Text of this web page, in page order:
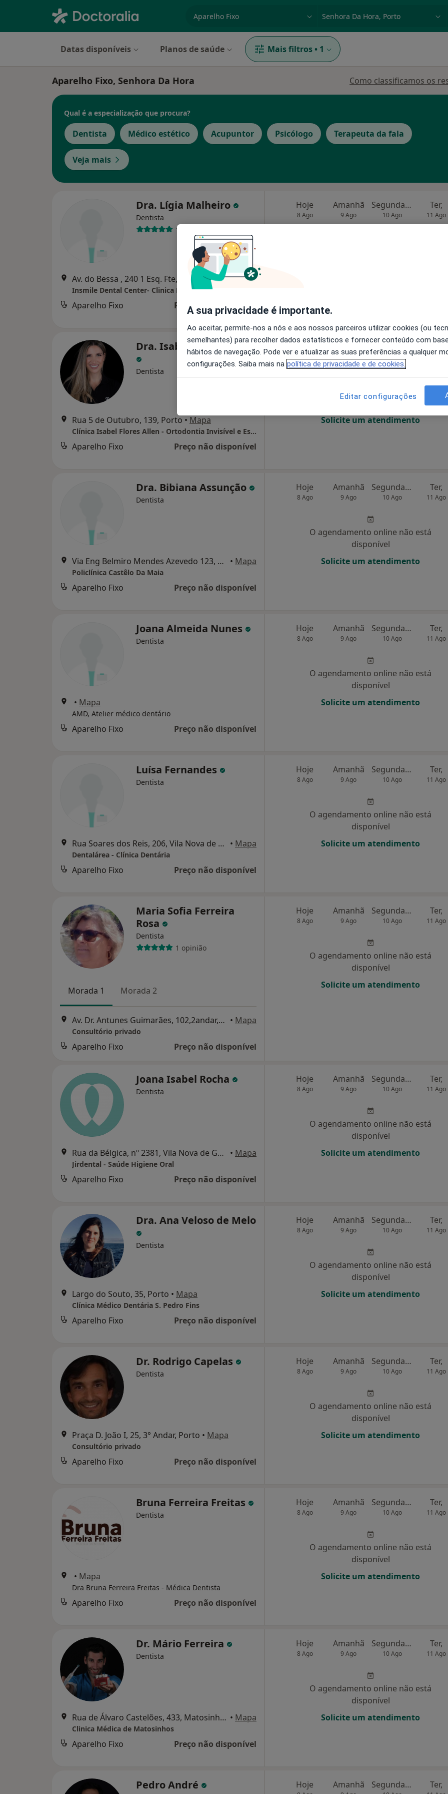
Datas disponíveis Planos de saúde Mais filtros • 1
Aparelho Fixo, Senhora Da Hora Como classificamos os
Qual é a especialização que procura?
Dentista Médico estético Acupuntor Psicólogo Terapeuta da fala
Veja mais
Dra. Lígia Malheiro
Dentista
1 opinião
Av. do Bessa , 240 1 Esq. Fte, Porto •Mapa
Insmile Dental Center- Clinica E'Sensia
Aparelho Fixo Preço não disponível
Hoje
8 Ago
Amanhã
9 Ago
Segunda-feira
10 Ago
Ter,
11 Ago
Dra. Isabel Flores Allen
Dentista
Rua 5 de Outubro, 139, Porto • Mapa
Clínica Isabel Flores Allen - Ortodontia Invisível e Estética Avançada
Aparelho Fixo Preço não disponível
Hoje
8 Ago
Amanhã
9 Ago
Segunda-feira
10 Ago
Ter,
11 Ago
O agendamento online não está
disponível
Solicite um atendimento
Dra. Bibiana Assunção
Dentista
Via Eng Belmiro Mendes Azevedo 123, Maia • Mapa
Policlínica Castêlo Da Maia
Aparelho Fixo Preço não disponível
Hoje
8 Ago
Amanhã
9 Ago
Segunda-feira
10 Ago
Ter,
11 Ago
O agendamento online não está
disponível
Solicite um atendimento
Joana Almeida Nunes
Dentista
• Mapa
AMD, Atelier médico dentário
Aparelho Fixo Preço não disponível
Hoje
8 Ago
Amanhã
9 Ago
Segunda-feira
10 Ago
Ter,
11 Ago
O agendamento online não está
disponível
Solicite um atendimento
Luísa Fernandes
Dentista
Rua Soares dos Reis, 206, Vila Nova de Gaia • Mapa
Dentalárea - Clínica Dentária
Aparelho Fixo Preço não disponível
Hoje
8 Ago
Amanhã
9 Ago
Segunda-feira
10 Ago
Ter,
11 Ago
O agendamento online não está
disponível
Solicite um atendimento
Maria Sofia Ferreira
Rosa
Dentista
1 opinião
Morada 1 Morada 2
Av. Dr. Antunes Guimarães, 102,2andar,sala2, Porto • Mapa
Consultório privado
Aparelho Fixo Preço não disponível
Hoje
8 Ago
Amanhã
9 Ago
Segunda-feira
10 Ago
Ter,
11 Ago
O agendamento online não está
disponível
Solicite um atendimento
Joana Isabel Rocha
Dentista
Rua da Bélgica, nº 2381, Vila Nova de Gaia • Mapa
Jirdental - Saúde Higiene Oral
Aparelho Fixo Preço não disponível
Hoje
8 Ago
Amanhã
9 Ago
Segunda-feira
10 Ago
Ter,
11 Ago
O agendamento online não está
disponível
Solicite um atendimento
Dra. Ana Veloso de Melo
Dentista
Largo do Souto, 35, Porto • Mapa
Clínica Médico Dentária S. Pedro Fins
Aparelho Fixo Preço não disponível
Hoje
8 Ago
Amanhã
9 Ago
Segunda-feira
10 Ago
Ter,
11 Ago
O agendamento online não está
disponível
Solicite um atendimento
Dr. Rodrigo Capelas
Dentista
Praça D. João I, 25, 3° Andar, Porto • Mapa
Consultório privado
Aparelho Fixo Preço não disponível
Hoje
8 Ago
Amanhã
9 Ago
Segunda-feira
10 Ago
Ter,
11 Ago
O agendamento online não está
disponível
Solicite um atendimento
Bruna Ferreira Freitas
Dentista
• Mapa
Dra Bruna Ferreira Freitas - Médica Dentista
Aparelho Fixo Preço não disponível
Hoje
8 Ago
Amanhã
9 Ago
Segunda-feira
10 Ago
Ter,
11 Ago
O agendamento online não está
disponível
Solicite um atendimento
Dr. Mário Ferreira
Dentista
Rua de Álvaro Castelões, 433, Matosinhos • Mapa
Clinica Médica de Matosinhos
Aparelho Fixo Preço não disponível
Hoje
8 Ago
Amanhã
9 Ago
Segunda-feira
10 Ago
Ter,
11 Ago
O agendamento online não está
disponível
Solicite um atendimento
Pedro André Hoje Amanhã Segunda-feira Ter,
A sua privacidade é importante.
Ao aceitar, permite-nos a nós e aos nossos parceiros utilizar cookies (ou
semelhantes) para recolher dados estatísticos e fornecer conteúdo com
hábitos de navegação. Pode ver e atualizar as suas preferências a qualquer
configurações. Saiba mais na política de privacidade e de cookies.
Editar configurações